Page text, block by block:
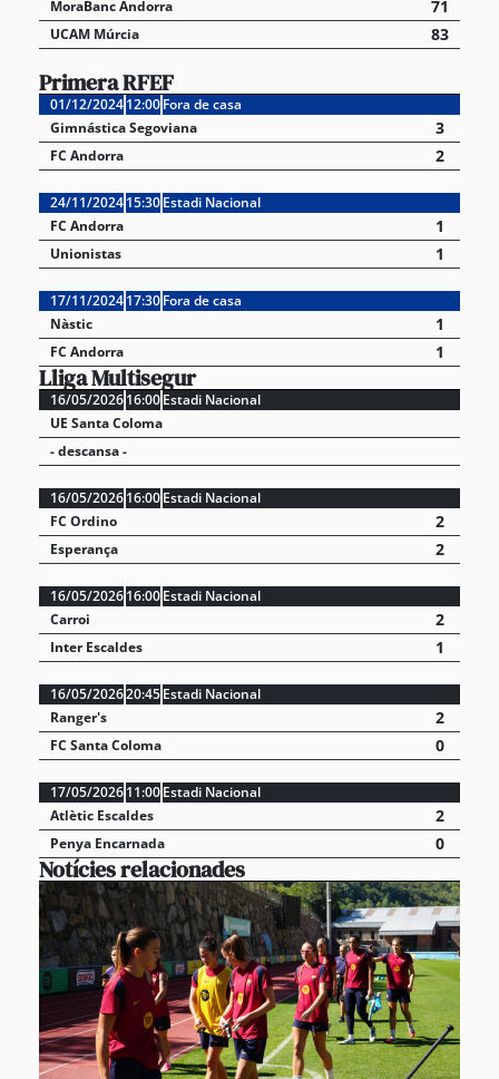
MoraBanc Andorra
71
UCAM Múrcia 83
Primera RFEF
01/12/202412:00Fora de casa
Gimnástica Segoviana
3
FC Andorra 2
24/11/202415:30Estadi Nacional
FC Andorra
1
Unionistas 1
17/11/202417:30Fora de casa
Nàstic
1
FC Andorra 1
Lliga Multisegur
16/05/202616:00Estadi Nacional
UE Santa Coloma
- descansa -
16/05/202616:00Estadi Nacional
FC Ordino
2
Esperança 2
16/05/202616:00Estadi Nacional
Carroi
2
Inter Escaldes 1
16/05/202620:45Estadi Nacional
Ranger's
2
FC Santa Coloma 0
17/05/202611:00Estadi Nacional
Atlètic Escaldes
2
Penya Encarnada 0
Notícies relacionades